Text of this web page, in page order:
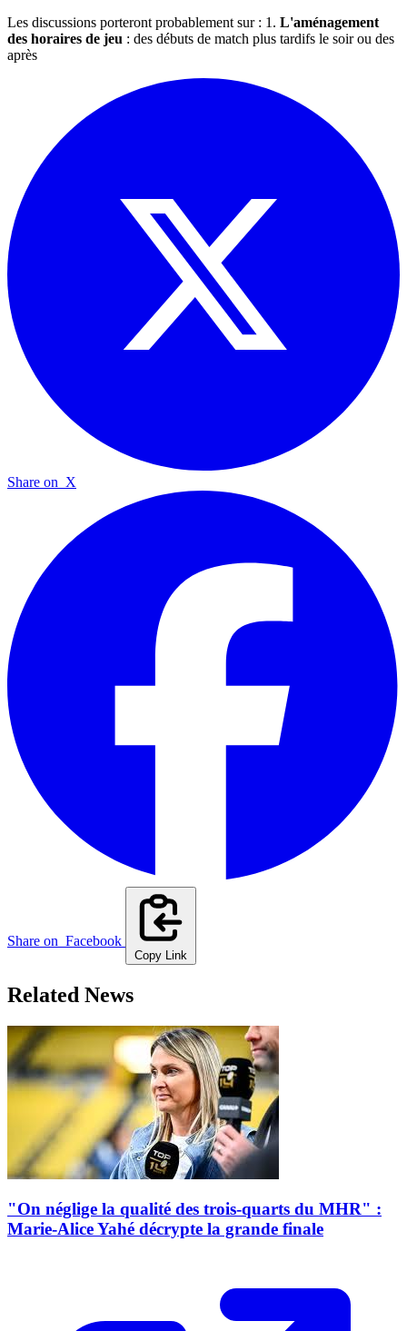
Les discussions porteront probablement sur : 1. L'aménagement
des horaires de jeu : des débuts de match plus tardifs le soir ou des
après
Share on X
Share on Facebook
Copy Link
Related News
"On néglige la qualité des trois-quarts du MHR" :
Marie-Alice Yahé décrypte la grande finale